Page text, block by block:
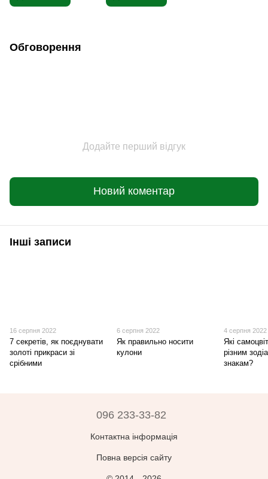
Обговорення
Додайте перший відгук
Новий коментар
Інші записи
16 серпня 2022
7 секретів, як поєднувати
золоті прикраси зі
срібними
6 серпня 2022
Як правильно носити
кулони
4 серпня 2022
Які
різним
знакам?
096 233-33-82
Контактна інформація
Повна версія сайту